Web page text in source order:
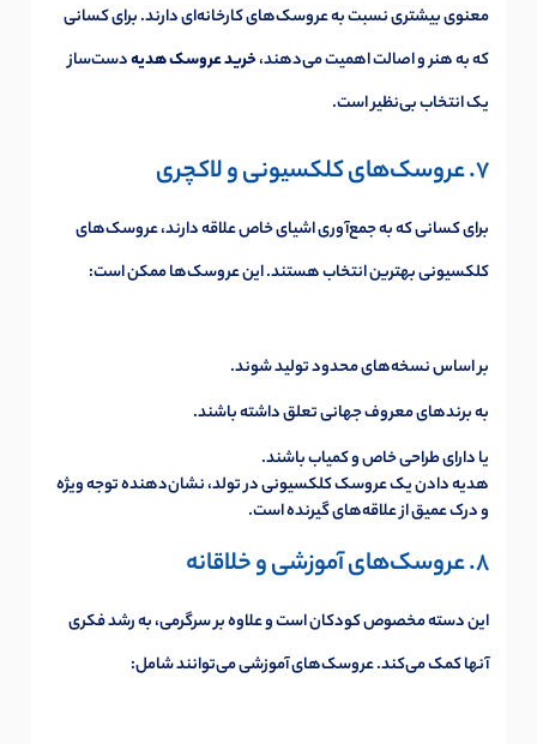
معنوی بیشتری نسبت به عروسک‌های کارخانه‌ای دارند. برای کسانی
که به هنر و اصالت اهمیت می‌دهند،خرید عروسک هدیهدست‌ساز
یک انتخاب بی‌نظیر است.
7. عروسک‌های کلکسیونی و لاکچری
برای کسانی که به جمع‌آوری اشیای خاص علاقه دارند، عروسک‌های
کلکسیونی بهترین انتخاب هستند. این عروسک‌ها ممکن است:
بر اساس نسخه‌های محدود تولید شوند.
به برندهای معروف جهانی تعلق داشته باشند.
یا دارای طراحی خاص و کمیاب باشند.
هدیه دادن یک عروسک کلکسیونی در تولد، نشان‌دهنده توجه ویژه
و درک عمیق از علاقه‌های گیرنده است.
8. عروسک‌های آموزشی و خلاقانه
این دسته مخصوص کودکان است و علاوه بر سرگرمی، به رشد فکری
آنها کمک می‌کند. عروسک‌های آموزشی می‌توانند شامل: